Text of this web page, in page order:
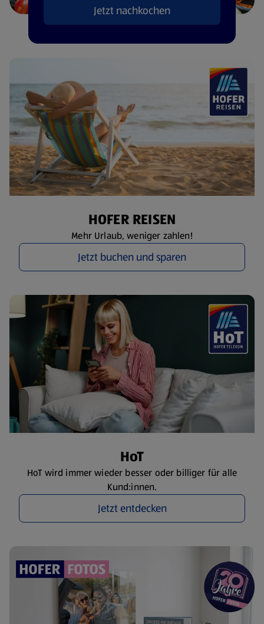
Jetzt nachkochen
HOFER REISEN
Mehr Urlaub, weniger zahlen!
Jetzt buchen und sparen
HoT
HoT wird immer wieder besser oder billiger für alle
Kund:innen.
Jetzt entdecken